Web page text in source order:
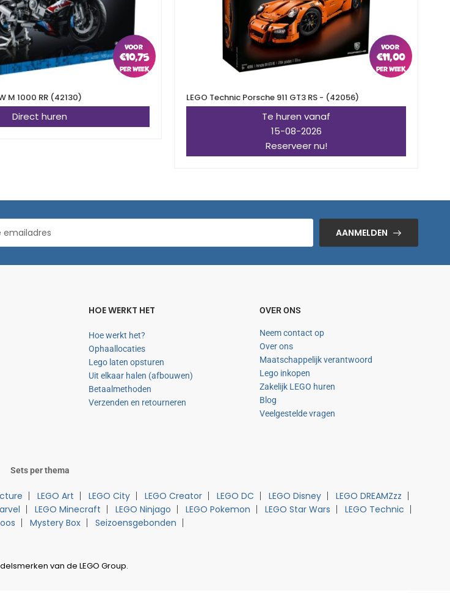
€10,75
M 1000 RR (42130)
Direct huren
€11,00
LEGO Technic Porsche 911 GT3 RS - (42056)
Te huren vanaf
15-08-2026
Reserveer nu!
AANMELDEN
HOE WERKT HET
Hoe werkt het?
Ophaallocaties
Lego laten opsturen
Uit elkaar halen (afbouwen)
Betaalmethoden
Verzenden en retourneren
OVER ONS
Neem contact op
Over ons
Maatschappelijk verantwoord
Lego inkopen
Zakelijk LEGO huren
Blog
Veelgestelde vragen
Sets per thema
LEGO Art LEGO City LEGO Creator LEGO DC LEGO Disney
LEGO DREAMZzz
LEGO Minecraft LEGO Ninjago LEGO Pokemon LEGO Star Wars
LEGO Technic
Mystery Box Seizoensgebonden
van de LEGO Group.